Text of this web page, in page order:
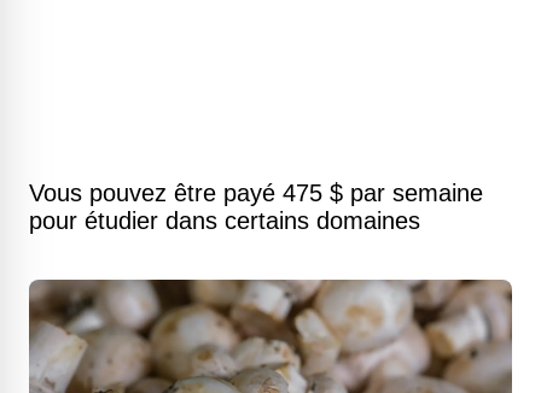
Vous pouvez être payé 475 $ par semaine
pour étudier dans certains domaines